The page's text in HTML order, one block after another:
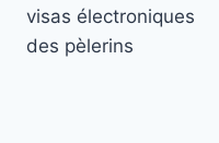
visas électroniques
des pèlerins